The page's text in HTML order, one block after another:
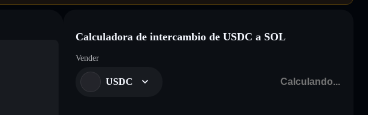
Calculadora de intercambio de USDC a SOL
Vender
USDC